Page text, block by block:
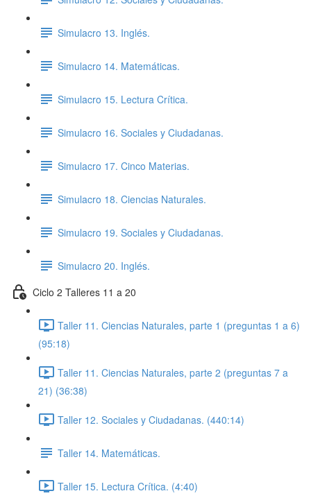
Simulacro 13. Inglés.
Simulacro 14. Matemáticas.
Simulacro 15. Lectura Crítica.
Simulacro 16. Sociales y Ciudadanas.
Simulacro 17. Cinco Materias.
Simulacro 18. Ciencias Naturales.
Simulacro 19. Sociales y Ciudadanas.
Simulacro 20. Inglés.
Ciclo 2 Talleres 11 a 20
Taller 11. Ciencias Naturales, parte 1 (preguntas 1 a 6)
(95:18)
Taller 11. Ciencias Naturales, parte 2 (preguntas 7 a
21) (36:38)
Taller 12. Sociales y Ciudadanas. (440:14)
Taller 14. Matemáticas.
Taller 15. Lectura Crítica. (4:40)